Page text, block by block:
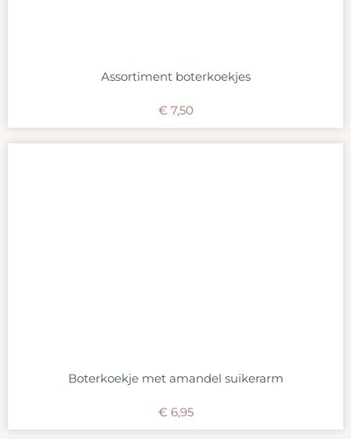
Assortiment boterkoekjes
€ 7,50
Boterkoekje met amandel suikerarm
€ 6,95